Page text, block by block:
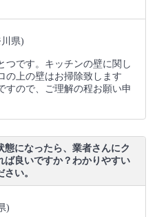
県)
つです。キッチンの壁に関し
の上の壁はお掃除致します
すので、ご理解の程お願い申
態になったら、業者さんにク
ば良いですか？わかりやすい
い。
)